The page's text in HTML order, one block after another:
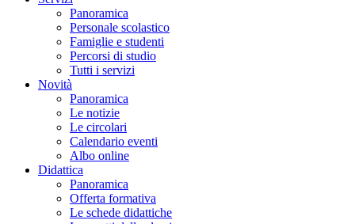
Panoramica
Personale scolastico
Famiglie e studenti
Percorsi di studio
Tutti i servizi
Novità
Panoramica
Le notizie
Le circolari
Calendario eventi
Albo online
Didattica
Panoramica
Offerta formativa
Le schede didattiche